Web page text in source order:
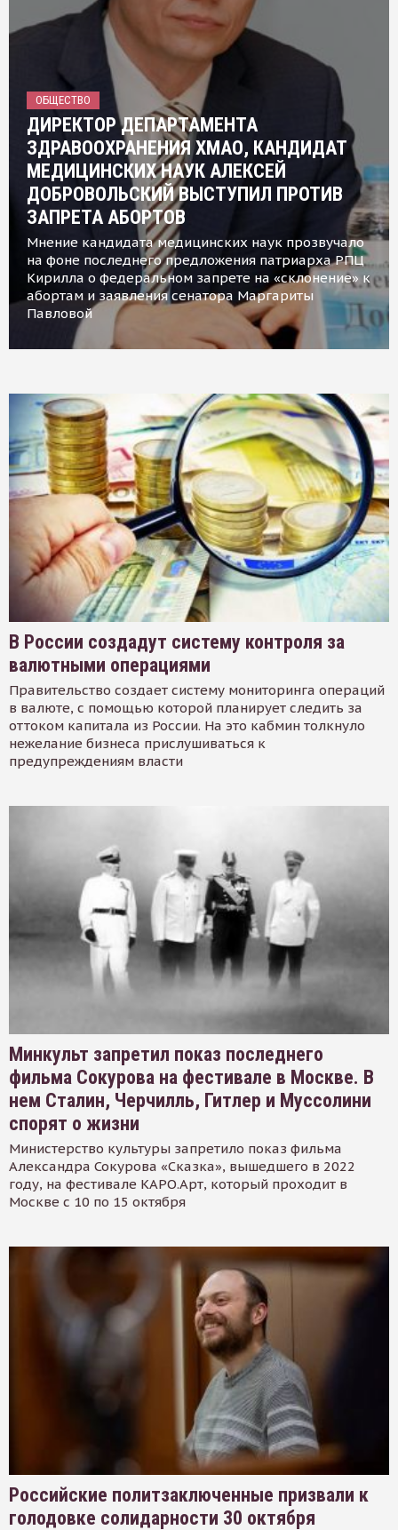
ОБЩЕСТВО
ДИРЕКТОР ДЕПАРТАМЕНТА
ЗДРАВООХРАНЕНИЯ ХМАО, КАНДИДАТ
МЕДИЦИНСКИХ НАУК АЛЕКСЕЙ
ДОБРОВОЛЬСКИЙ ВЫСТУПИЛ ПРОТИВ
ЗАПРЕТА АБОРТОВ
Мнение кандидата медицинских наук прозвучало
на фоне последнего предложения патриарха РПЦ
Кирилла о федеральном запрете на «склонение» к
абортам и заявления сенатора Маргариты
Павловой
В России создадут систему контроля за
валютными операциями
Правительство создает систему мониторинга операций
в валюте, с помощью которой планирует следить за
оттоком капитала из России. На это кабмин толкнуло
нежелание бизнеса прислушиваться к
предупреждениям власти
Минкульт запретил показ последнего
фильма Сокурова на фестивале в Москве. В
нем Сталин, Черчилль, Гитлер и Муссолини
спорят о жизни
Министерство культуры запретило показ фильма
Александра Сокурова «Сказка», вышедшего в 2022
году, на фестивале КАРО.Арт, который проходит в
Москве с 10 по 15 октября
Российские политзаключенные призвали к
голодовке солидарности 30 октября